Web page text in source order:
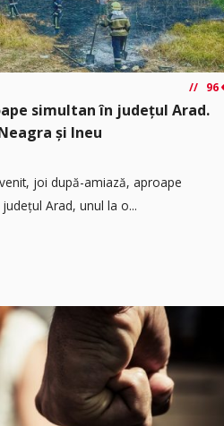
96
simultan în județul Arad.
și Ineu
joi după-amiază, aproape
Arad, unul la o...